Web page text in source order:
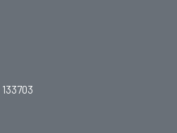
133703